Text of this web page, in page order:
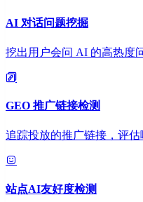
AI 对话问题挖掘
挖出用户会问 AI 的高热度
GEO 推广链接检测
追踪投放的推广链接，评
站点AI友好度检测